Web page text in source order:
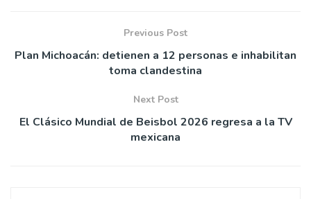
Previous Post
Plan Michoacán: detienen a 12 personas e inhabilitan
toma clandestina
Next Post
El Clásico Mundial de Beisbol 2026 regresa a la TV
mexicana